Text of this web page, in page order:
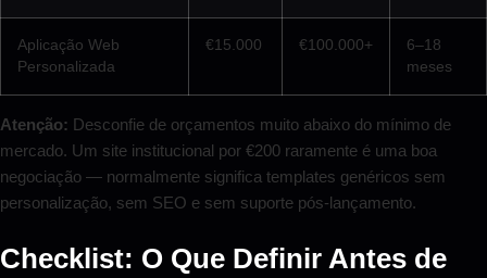
Aplicação Web
Personalizada
€15.000 €100.000+
6–18
meses
Atenção: Desconfie de orçamentos muito abaixo do mínimo de
mercado. Um site institucional por €200 raramente é uma boa
negociação — normalmente significa templates genéricos sem
personalização, sem SEO e sem suporte pós-lançamento.
Checklist: O Que Definir Antes de